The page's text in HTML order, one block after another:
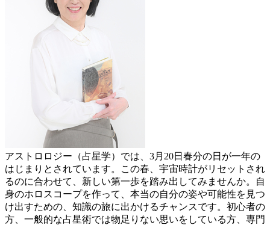
アストロロジー（占星学）では、3月20日春分の日が一年の
はじまりとされています。この春、宇宙時計がリセットされ
るのに合わせて、新しい第一歩を踏み出してみませんか。自
身のホロスコープを作って、本当の自分の姿や可能性を見つ
け出すための、知識の旅に出かけるチャンスです。初心者の
方、一般的な占星術では物足りない思いをしている方、専門